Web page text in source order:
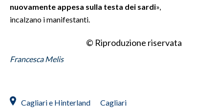
INSULARITÀ
ANNUNCI
SPIAGGE
nuovamente appesa sulla testa dei sardi»,
incalzano i manifestanti.
© Riproduzione riservata
Francesca Melis
Cagliari e Hinterland Cagliari